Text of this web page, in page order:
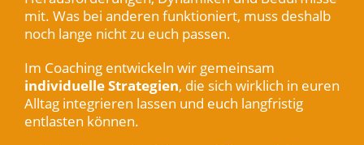
mit. Was bei anderen funktioniert, muss deshalb
noch lange nicht zu euch passen.
Im Coaching entwickeln wir gemeinsam
individuelle Strategien, die sich wirklich in euren
Alltag integrieren lassen und euch langfristig
entlasten können.